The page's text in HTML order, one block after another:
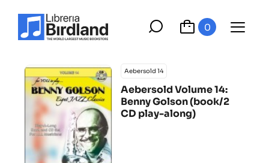
0
Aebersold 14
Aebersold Volume 14:
Benny Golson (book/2
CD play-along)